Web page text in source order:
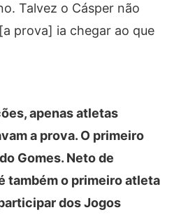
Talvez o Cásper não
prova] ia chegar ao que
apenas atletas
a prova. O primeiro
Gomes. Neto de
também o primeiro atleta
dos Jogos